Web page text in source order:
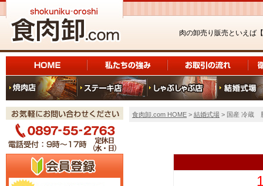
肉の卸売り販売といえば【
食肉卸.com HOME > 結婚式場 > 国産 冷蔵